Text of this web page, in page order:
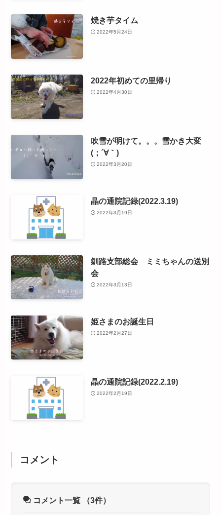
焼き芋タイム
2022年5月24日
2022年初めての里帰り
2022年4月30日
吹雪が明けて。。。雪かき大変
(；´∀｀)
2022年3月20日
晶の通院記録(2022.3.19)
2022年3月19日
釧路支部総会 ミミちゃんの送別
会
2022年3月13日
姫さまのお誕生日
2022年2月27日
晶の通院記録(2022.2.19)
2022年2月19日
コメント
コメント一覧 （3件）